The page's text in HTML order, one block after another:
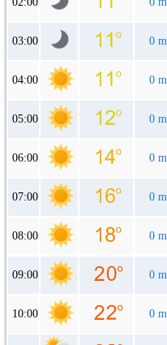
03:00 0
04:00 0
05:00 0
06:00 0
07:00 0
08:00 0
09:00 0
10:00 0